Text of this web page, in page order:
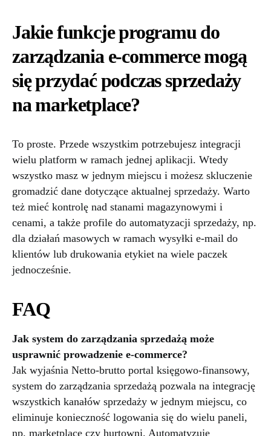
Jakie funkcje programu do
zarządzania e-commerce mogą
się przydać podczas sprzedaży
na marketplace?
To proste. Przede wszystkim potrzebujesz integracji
wielu platform w ramach jednej aplikacji. Wtedy
wszystko masz w jednym miejscu i możesz skluczenie
gromadzić dane dotyczące aktualnej sprzedaży. Warto
też mieć kontrolę nad stanami magazynowymi i
cenami, a także profile do automatyzacji sprzedaży, np.
dla działań masowych w ramach wysyłki e-mail do
klientów lub drukowania etykiet na wiele paczek
jednocześnie.
FAQ
Jak system do zarządzania sprzedażą może
usprawnić prowadzenie e-commerce?
Jak wyjaśnia Netto-brutto portal księgowo-finansowy,
system do zarządzania sprzedażą pozwala na integrację
wszystkich kanałów sprzedaży w jednym miejscu, co
eliminuje konieczność logowania się do wielu paneli,
np. marketplace czy hurtowni. Automatyzuje